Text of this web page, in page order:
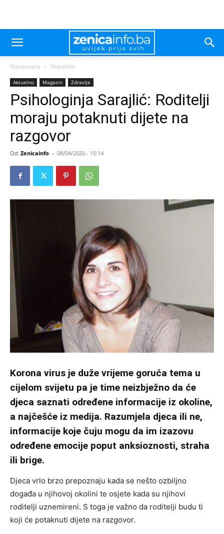
Naslovnica Aktuelno
Aktuelno Magazin Zdravlje
Psihologinja Sarajlić: Roditelji
moraju potaknuti dijete na
razgovor
Od Zenicainfo - 08/04/2020 - 15:14
Korona virus je duže vrijeme goruća tema u
cijelom svijetu pa je time neizbježno da će
djeca saznati određene informacije iz okoline,
a najčešće iz medija. Razumjela djeca ili ne,
informacije koje čuju mogu da im izazovu
određene emocije poput anksioznosti, straha
ili brige.
Djeca vrlo brzo prepoznaju kada se nešto ozbiljno
događa u njihovoj okolini te osjete kada su njihovi
roditelji uznemireni. S toga je važno da roditelji budu ti
koji će potaknuti dijete na razgovor.